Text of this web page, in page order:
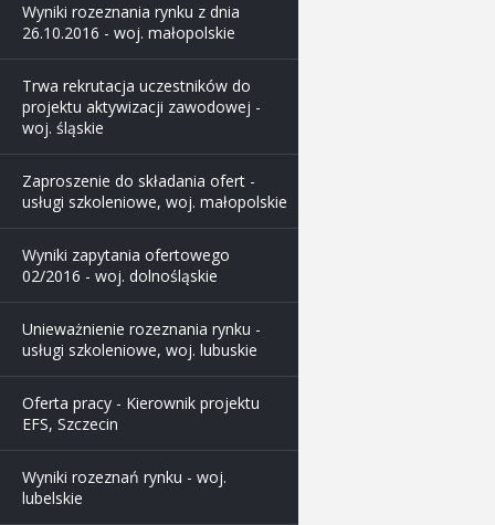
Wyniki rozeznania rynku z dnia
26.10.2016 - woj. małopolskie
Trwa rekrutacja uczestników do
projektu aktywizacji zawodowej -
woj. śląskie
Zaproszenie do składania ofert -
usługi szkoleniowe, woj. małopolskie
Wyniki zapytania ofertowego
02/2016 - woj. dolnośląskie
Unieważnienie rozeznania rynku -
usługi szkoleniowe, woj. lubuskie
Oferta pracy - Kierownik projektu
EFS, Szczecin
Wyniki rozeznań rynku - woj.
lubelskie